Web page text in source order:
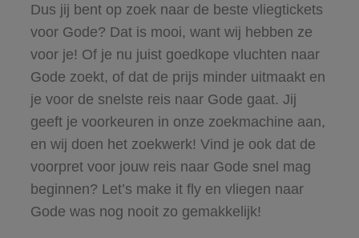
Dus jij bent op zoek naar de beste vliegtickets
voor Gode? Dat is mooi, want wij hebben ze
voor je! Of je nu juist goedkope vluchten naar
Gode zoekt, of dat de prijs minder uitmaakt en
je voor de snelste reis naar Gode gaat. Jij
geeft je voorkeuren in onze zoekmachine aan,
en wij doen het zoekwerk! Vind je ook dat de
voorpret voor jouw reis naar Gode snel mag
beginnen? Let’s make it fly en vliegen naar
Gode was nog nooit zo gemakkelijk!